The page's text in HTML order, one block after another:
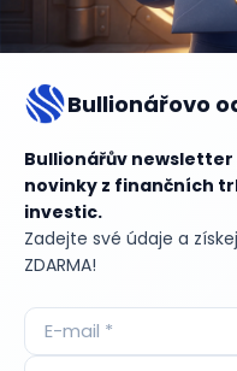
Bullionářovo
Bullionářův
novinky z finančních
investic.
Zadejte své údaje a
ZDARMA!Aktuální